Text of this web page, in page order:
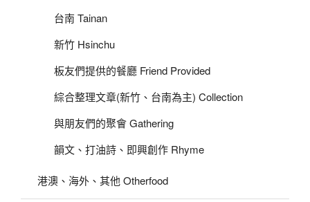
台南 Tainan
新竹 Hsinchu
板友們提供的餐廳 Friend Provided
綜合整理文章(新竹、台南為主) Collection
與朋友們的聚會 Gathering
韻文、打油詩、即興創作 Rhyme
港澳、海外、其他 Otherfood